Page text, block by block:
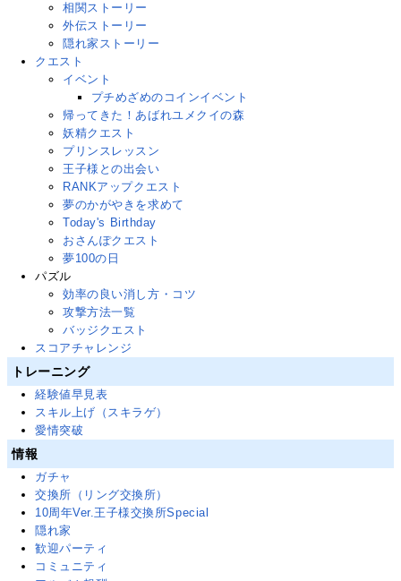
相関ストーリー
外伝ストーリー
隠れ家ストーリー
クエスト
イベント
プチめざめのコインイベント
帰ってきた！あばれユメクイの森
妖精クエスト
プリンスレッスン
王子様との出会い
RANKアップクエスト
夢のかがやきを求めて
Today's Birthday
おさんぽクエスト
夢100の日
パズル
効率の良い消し方・コツ
攻撃方法一覧
バッジクエスト
スコアチャレンジ
トレーニング
経験値早見表
スキル上げ（スキラゲ）
愛情突破
情報
ガチャ
交換所（リング交換所）
10周年Ver.王子様交換所Special
隠れ家
歓迎パーティ
コミュニティ